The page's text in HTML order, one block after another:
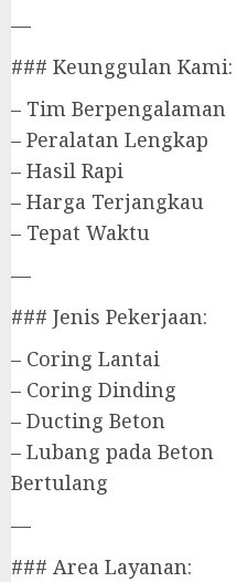
—
### Keunggulan Kami:
– Tim Berpengalaman
– Peralatan Lengkap
– Hasil Rapi
– Harga Terjangkau
– Tepat Waktu
—
### Jenis Pekerjaan:
– Coring Lantai
– Coring Dinding
– Ducting Beton
– Lubang pada Beton
Bertulang
—
### Area Layanan: